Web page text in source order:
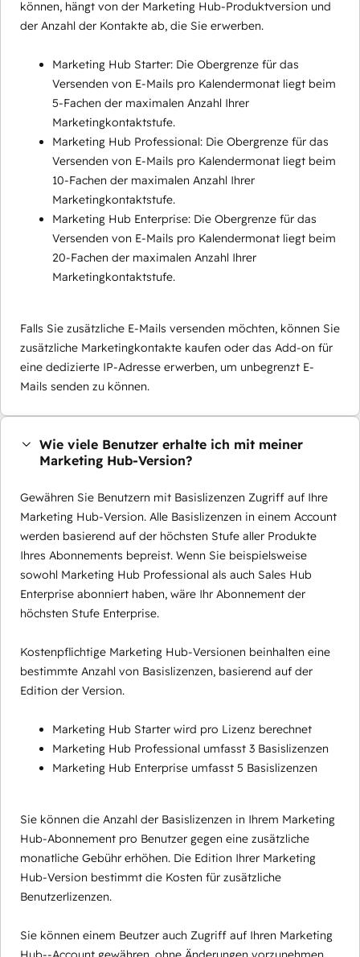
können, hängt von der Marketing Hub-Produktversion und
der Anzahl der Kontakte ab, die Sie erwerben.
Marketing Hub Starter: Die Obergrenze für das
Versenden von E-Mails pro Kalendermonat liegt beim
5-Fachen der maximalen Anzahl Ihrer
Marketingkontaktstufe.
Marketing Hub Professional: Die Obergrenze für das
Versenden von E-Mails pro Kalendermonat liegt beim
10-Fachen der maximalen Anzahl Ihrer
Marketingkontaktstufe.
Marketing Hub Enterprise: Die Obergrenze für das
Versenden von E-Mails pro Kalendermonat liegt beim
20-Fachen der maximalen Anzahl Ihrer
Marketingkontaktstufe.
Falls Sie zusätzliche E-Mails versenden möchten, können Sie
zusätzliche Marketingkontakte kaufen oder das Add-on für
eine dedizierte IP-Adresse erwerben, um unbegrenzt E-
Mails senden zu können.
Wie viele Benutzer erhalte ich mit meiner
Marketing Hub-Version?
Gewähren Sie Benutzern mit Basislizenzen Zugriff auf Ihre
Marketing Hub-Version. Alle Basislizenzen in einem Account
werden basierend auf der höchsten Stufe aller Produkte
Ihres Abonnements bepreist. Wenn Sie beispielsweise
sowohl Marketing Hub Professional als auch Sales Hub
Enterprise abonniert haben, wäre Ihr Abonnement der
höchsten Stufe Enterprise.
Kostenpflichtige Marketing Hub-Versionen beinhalten eine
bestimmte Anzahl von Basislizenzen, basierend auf der
Edition der Version.
Marketing Hub Starter wird pro Lizenz berechnet
Marketing Hub Professional umfasst 3 Basislizenzen
Marketing Hub Enterprise umfasst 5 Basislizenzen
Sie können die Anzahl der Basislizenzen in Ihrem Marketing
Hub-Abonnement pro Benutzer gegen eine zusätzliche
monatliche Gebühr erhöhen. Die Edition Ihrer Marketing
Hub-Version bestimmt die Kosten für zusätzliche
Benutzerlizenzen.
Sie können einem Beutzer auch Zugriff auf Ihren Marketing